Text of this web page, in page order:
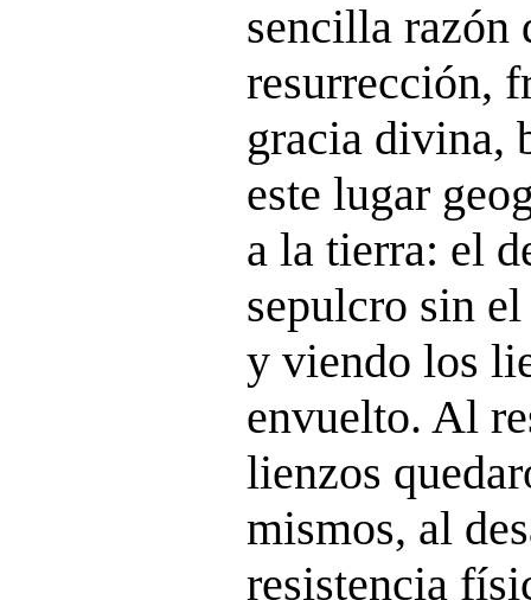
sencilla razón
resurrección,
gracia divina,
este lugar
a la tierra: el
sepulcro sin
y viendo los
envuelto. Al
lienzos
mismos, al
resistencia